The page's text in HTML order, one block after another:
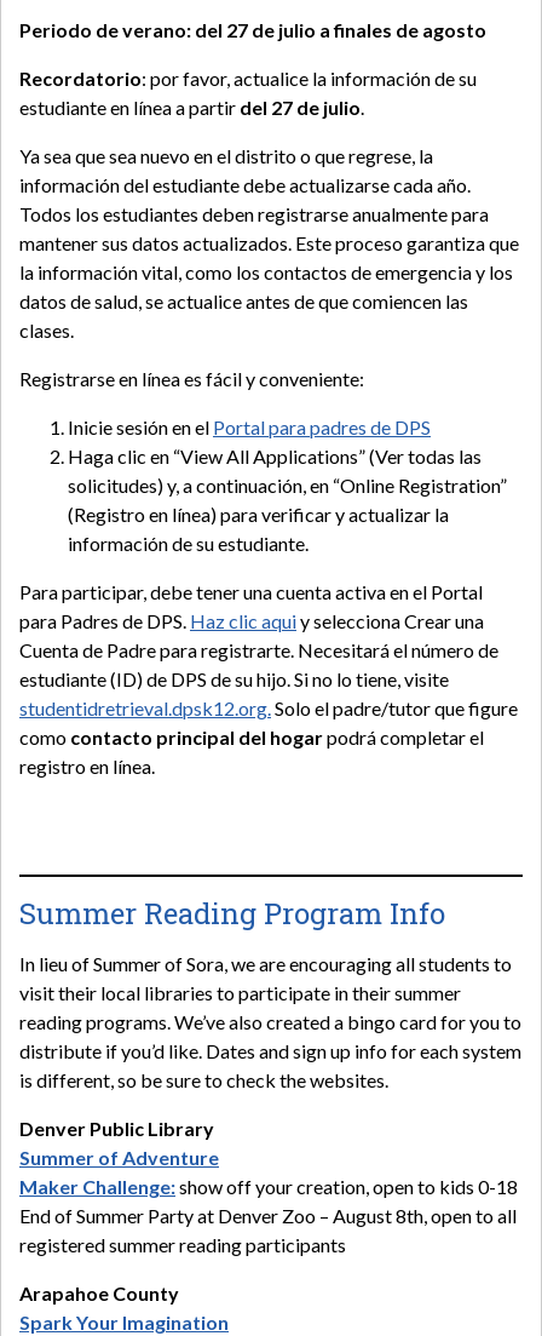
Periodo de verano: del 27 de julio a finales de agosto
Recordatorio: por favor, actualice la información de su
estudiante en línea a partir del 27 de julio.
Ya sea que sea nuevo en el distrito o que regrese, la
información del estudiante debe actualizarse cada año.
Todos los estudiantes deben registrarse anualmente para
mantener sus datos actualizados. Este proceso garantiza que
la información vital, como los contactos de emergencia y los
datos de salud, se actualice antes de que comiencen las
clases.
Registrarse en línea es fácil y conveniente:
Inicie sesión en el Portal para padres de DPS
Haga clic en “View All Applications” (Ver todas las
solicitudes) y, a continuación, en “Online Registration”
(Registro en línea) para verificar y actualizar la
información de su estudiante.
Para participar, debe tener una cuenta activa en el Portal
para Padres de DPS. Haz clic aquiy selecciona Crear una
Cuenta de Padre para registrarte. Necesitará el número de
estudiante (ID) de DPS de su hijo. Si no lo tiene, visite
studentidretrieval.dpsk12.org.Solo el padre/tutor que figure
como contacto principal del hogarpodrá completar el
registro en línea.
Summer Reading Program Info
In lieu of Summer of Sora, we are encouraging all students to
visit their local libraries to participate in their summer
reading programs. We’ve also created a bingo card for you to
distribute if you’d like. Dates and sign up info for each system
is different, so be sure to check the websites.
Denver Public Library
Summer of Adventure
Maker Challenge:show off your creation, open to kids 0-18
End of Summer Party at Denver Zoo – August 8th, open to all
registered summer reading participants
Arapahoe County
Spark Your Imagination